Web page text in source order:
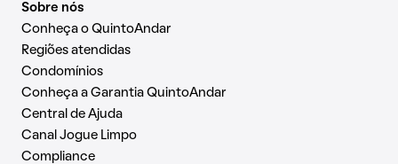
Sobre nós
Conheça o QuintoAndar
Regiões atendidas
Condomínios
Conheça a Garantia QuintoAndar
Central de Ajuda
Canal Jogue Limpo
Compliance